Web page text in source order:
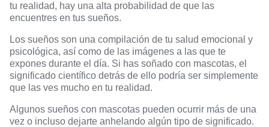
tu realidad, hay una alta probabilidad de que las
encuentres en tus sueños.
Los sueños son una compilación de tu salud emocional y
psicológica, así como de las imágenes a las que te
expones durante el día. Si has soñado con mascotas, el
significado científico detrás de ello podría ser simplemente
que las ves mucho en tu realidad.
Algunos sueños con mascotas pueden ocurrir más de una
vez o incluso dejarte anhelando algún tipo de significado.